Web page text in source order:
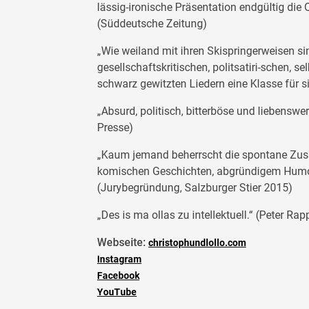
lässig-ironische Präsentation endgültig die
(Süddeutsche Zeitung)
„Wie weiland mit ihren Skispringerweisen
gesellschaftskritischen, politsatiri-schen,
schwarz gewitzten Liedern eine Klasse für
„Absurd, politisch, bitterböse und
Presse)
„Kaum jemand beherrscht die spontane
komischen Geschichten, abgründigem
(Jurybegründung, Salzburger Stier 2015)
„Des is ma ollas zu intellektuell.“ (Peter
Webseite: christophundlollo.com
Instagram
Facebook
YouTube